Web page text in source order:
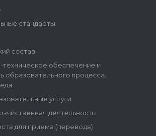
стандарты
состав
обеспечение и
образовательного процесса.
услуги
деятельность
для приема (перевода)